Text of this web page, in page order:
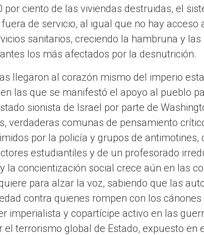
por ciento de las viviendas destruidas, el
de servicio, al igual que no hay acceso
sanitarios, creciendo la hambruna y
los más afectados por la desnutrición.
llegaron al corazón mismo del imperio
las que se manifestó el apoyo al pueblo
sionista de Israel por parte de
verdaderas comunas de pensamiento
por la policía y grupos de antimotines,
estudiantiles y de un profesorado
la concientización social crece aún en las
para alzar la voz, sabiendo que las
contra quienes rompen con los
imperialista y copartícipe activo en las
terrorismo global de Estado, expuesto en